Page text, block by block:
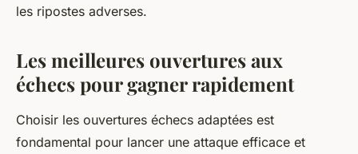
les ripostes adverses.
Les meilleures ouvertures aux
échecs pour gagner rapidement
Choisir les ouvertures échecs adaptées est
fondamental pour lancer une attaque efficace et